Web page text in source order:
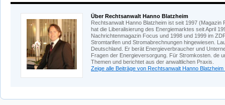
Über Rechtsanwalt Hanno Blatzheim
Rechtsanwalt Hanno Blatzheim ist seit 1997
hat die Liberalisierung des Energiemarktes seit April
Nachrichtenmagazin Focus und 1998 und 1999 im
Stromtarifen und Stromabrechnungen hingewiesen.
Deutschland. Er berät Energieverbraucher und
Fragen der Energieversorgung. Für Stromkosten. de
Themen und berichtet aus der anwaltlichen Praxis.
Zeige alle Beiträge von Rechtsanwalt Hanno Blatzheim